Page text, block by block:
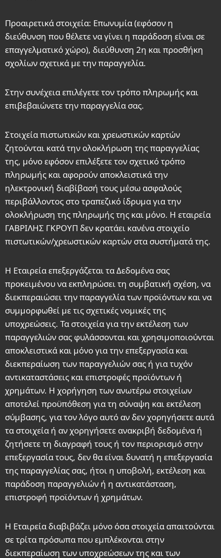
Προαιρετικά στοιχεία: Επωνυμία (εφόσον η
διεύθυνση που θέλετε να γίνει η παράδοση είναι σε
επαγγελματικό χώρο), διεύθυνση 2η και προσθήκη
σχολίων σχετικά με την παραγγελία.
Στην συνέχεια επιλέγετε τον τρόπο πληρωμής και
επιβεβαιώνετε την παραγγελία σας.
Στοιχεία πιστωτικών και χρεωστικών καρτών
ζητούνται κατά την ολοκλήρωση της παραγγελίας
της, μόνο εφόσον επιλέξετε τον σχετικό τρόπο
πληρωμής και αφορούν αποκλειστικά την
ηλεκτρονική διαβίβασή τους μέσω ασφαλούς
περιβάλλοντος στο τραπεζικό ίδρυμα για την
ολοκλήρωση της πληρωμής της και μόνο. Η εταιρεία
ΓΑΒΡΙΛΗΣ ΓΚΡΟΥΠ δεν κρατάει κανένα στοιχείο
πιστωτικών/χρεωστικών καρτών στα συστήματά της.
Η Εταιρεία επεξεργάζεται τα Δεδομένα σας
προκειμένου να εκπληρώσει τη συμβατική σχέση, να
διεκπεραιώσει την παραγγελία των προϊόντων και να
συμμορφωθεί με τις σχετικές νομικές της
υποχρεώσεις. Τα στοιχεία για την εκτέλεση των
παραγγελιών σας φυλάσσονται και χρησιμοποιούνται
αποκλειστικά και μόνο για την επεξεργασία και
διεκπεραίωση των παραγγελιών σας ή για τυχόν
αντικαταστάσεις και επιστροφές προϊόντων ή
χρημάτων. Η χορήγηση των ανωτέρω στοιχείων
αποτελεί προϋπόθεση για τη σύναψη και εκτέλεση
σύμβασης, για τον λόγο αυτό αν δεν χορηγήσετε αυτά
τα στοιχεία ή αν χορηγήσετε ανακριβή δεδομένα ή
ζητήσετε τη διαγραφή τους ή τον περιορισμό στην
επεξεργασία τους, δεν θα είναι δυνατή η επεξεργασία
της παραγγελίας σας, ήτοι η υποβολή, εκτέλεση και
παράδοση παραγγελιών ή η αντικατάσταση,
επιστροφή προϊόντων ή χρημάτων.
Η Εταιρεία διαβιβάζει μόνο όσα στοιχεία απαιτούνται
σε τρίτα πρόσωπα που εμπλέκονται στην
διεκπεραίωση των υποχρεώσεων της και των